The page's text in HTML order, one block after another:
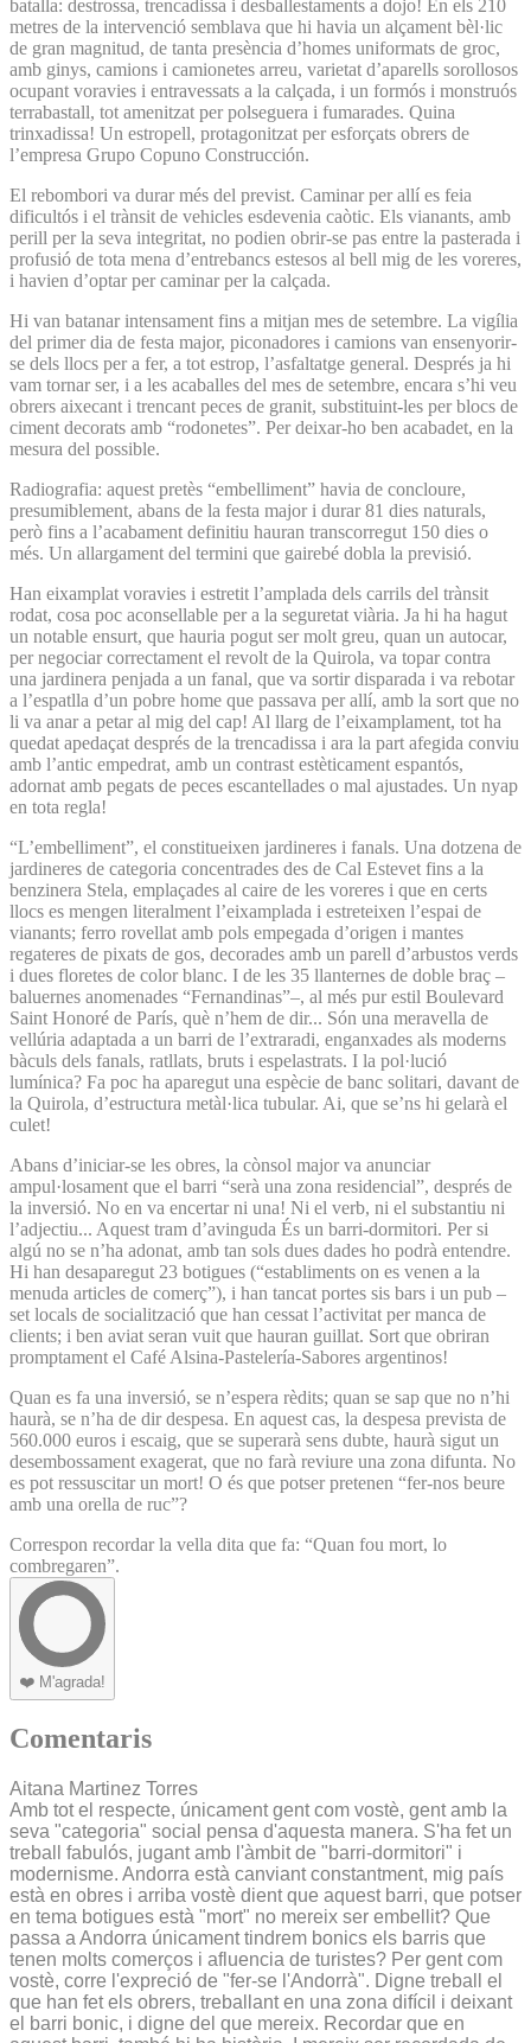
batalla: destrossa, trencadissa i desballestaments a dojo! En els 210
metres de la intervenció semblava que hi havia un alçament bèl·lic
de gran magnitud, de tanta presència d’homes uniformats de groc,
amb ginys, camions i camionetes arreu, varietat d’aparells sorollosos
ocupant voravies i entravessats a la calçada, i un formós i monstruós
terrabastall, tot amenitzat per polseguera i fumarades. Quina
trinxadissa! Un estropell, protagonitzat per esforçats obrers de
l’empresa Grupo Copuno Construcción.
El rebombori va durar més del previst. Caminar per allí es feia
dificultós i el trànsit de vehicles esdevenia caòtic. Els vianants, amb
perill per la seva integritat, no podien obrir-se pas entre la pasterada i
profusió de tota mena d’entrebancs estesos al bell mig de les voreres,
i havien d’optar per caminar per la calçada.
Hi van batanar intensament fins a mitjan mes de setembre. La vigília
del primer dia de festa major, piconadores i camions van ensenyorir-
se dels llocs per a fer, a tot estrop, l’asfaltatge general. Després ja hi
vam tornar ser, i a les acaballes del mes de setembre, encara s’hi veu
obrers aixecant i trencant peces de granit, substituint-les per blocs de
ciment decorats amb “rodonetes”. Per deixar-ho ben acabadet, en la
mesura del possible.
Radiografia: aquest pretès “embelliment” havia de concloure,
presumiblement, abans de la festa major i durar 81 dies naturals,
però fins a l’acabament definitiu hauran transcorregut 150 dies o
més. Un allargament del termini que gairebé dobla la previsió.
Han eixamplat voravies i estretit l’amplada dels carrils del trànsit
rodat, cosa poc aconsellable per a la seguretat viària. Ja hi ha hagut
un notable ensurt, que hauria pogut ser molt greu, quan un autocar,
per negociar correctament el revolt de la Quirola, va topar contra
una jardinera penjada a un fanal, que va sortir disparada i va rebotar
a l’espatlla d’un pobre home que passava per allí, amb la sort que no
li va anar a petar al mig del cap! Al llarg de l’eixamplament, tot ha
quedat apedaçat després de la trencadissa i ara la part afegida conviu
amb l’antic empedrat, amb un contrast estèticament espantós,
adornat amb pegats de peces escantellades o mal ajustades. Un nyap
en tota regla!
“L’embelliment”, el constitueixen jardineres i fanals. Una dotzena de
jardineres de categoria concentrades des de Cal Estevet fins a la
benzinera Stela, emplaçades al caire de les voreres i que en certs
llocs es mengen literalment l’eixamplada i estreteixen l’espai de
vianants; ferro rovellat amb pols empegada d’origen i mantes
regateres de pixats de gos, decorades amb un parell d’arbustos verds
i dues floretes de color blanc. I de les 35 llanternes de doble braç –
baluernes anomenades “Fernandinas”–, al més pur estil Boulevard
Saint Honoré de París, què n’hem de dir... Són una meravella de
vellúria adaptada a un barri de l’extraradi, enganxades als moderns
bàculs dels fanals, ratllats, bruts i espelastrats. I la pol·lució
lumínica? Fa poc ha aparegut una espècie de banc solitari, davant de
la Quirola, d’estructura metàl·lica tubular. Ai, que se’ns hi gelarà el
culet!
Abans d’iniciar-se les obres, la cònsol major va anunciar
ampul·losament que el barri “serà una zona residencial”, després de
la inversió. No en va encertar ni una! Ni el verb, ni el substantiu ni
l’adjectiu... Aquest tram d’avinguda És un barri-dormitori. Per si
algú no se n’ha adonat, amb tan sols dues dades ho podrà entendre.
Hi han desaparegut 23 botigues (“establiments on es venen a la
menuda articles de comerç”), i han tancat portes sis bars i un pub –
set locals de socialització que han cessat l’activitat per manca de
clients; i ben aviat seran vuit que hauran guillat. Sort que obriran
promptament el Café Alsina-Pastelería-Sabores argentinos!
Quan es fa una inversió, se n’espera rèdits; quan se sap que no n’hi
haurà, se n’ha de dir despesa. En aquest cas, la despesa prevista de
560.000 euros i escaig, que se superarà sens dubte, haurà sigut un
desembossament exagerat, que no farà reviure una zona difunta. No
es pot ressuscitar un mort! O és que potser pretenen “fer-nos beure
amb una orella de ruc”?
Correspon recordar la vella dita que fa: “Quan fou mort, lo
combregaren”.
❤️ M'agrada!
Comentaris
Aitana Martinez Torres
Amb tot el respecte, únicament gent com vostè, gent amb la
seva "categoria" social pensa d'aquesta manera. S'ha fet un
treball fabulós, jugant amb l'àmbit de "barri-dormitori" i
modernisme. Andorra està canviant constantment, mig país
està en obres i arriba vostè dient que aquest barri, que potser
en tema botigues està "mort" no mereix ser embellit? Que
passa a Andorra únicament tindrem bonics els barris que
tenen molts comerços i afluencia de turistes? Per gent com
vostè, corre l'expreció de "fer-se l'Andorrà". Digne treball el
que han fet els obrers, treballant en una zona difícil i deixant
el barri bonic, i digne del que mereix. Recordar que en